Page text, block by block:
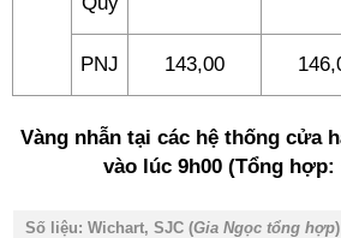
PNJ 143,00
Vàng nhẫn tại các hệ thống cửa
vào lúc 9h00 (Tổng hợp:
Số liệu: Wichart, SJC (Gia Ngọc tổng hợp)